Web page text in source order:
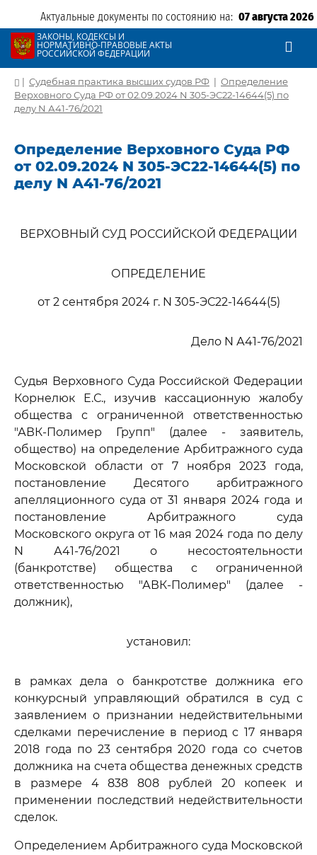
Актуальные документы по состоянию на: 07 августа 2026
ЗАКОНЫ, КОДЕКСЫ И
НОРМАТИВНО-ПРАВОВЫЕ АКТЫ
РОССИЙСКОЙ ФЕДЕРАЦИИ
| Судебная практика высших судов РФ | Определение
Верховного Суда РФ от 02.09.2024 N 305-ЭС22-14644(5) по
делу N А41-76/2021
Определение Верховного Суда РФ
от 02.09.2024 N 305-ЭС22-14644(5) по
делу N А41-76/2021
ВЕРХОВНЫЙ СУД РОССИЙСКОЙ ФЕДЕРАЦИИ
ОПРЕДЕЛЕНИЕ
от 2 сентября 2024 г. N 305-ЭС22-14644(5)
Дело N А41-76/2021
Судья Верховного Суда Российской Федерации
Корнелюк Е.С., изучив кассационную жалобу
общества с ограниченной ответственностью
"АВК-Полимер Групп" (далее - заявитель,
общество) на определение Арбитражного суда
Московской области от 7 ноября 2023 года,
постановление Десятого арбитражного
апелляционного суда от 31 января 2024 года и
постановление Арбитражного суда
Московского округа от 16 мая 2024 года по делу
N А41-76/2021 о несостоятельности
(банкротстве) общества с ограниченной
ответственностью "АВК-Полимер" (далее -
должник),
установил:
в рамках дела о банкротстве должника его
конкурсный управляющий обратился в суд с
заявлением о признании недействительными
сделками перечисление в период с 17 января
2018 года по 23 сентября 2020 года со счетов
должника на счета общества денежных средств
в размере 4 838 808 рублей 20 копеек и
применении последствий недействительности
сделок.
Определением Арбитражного суда Московской